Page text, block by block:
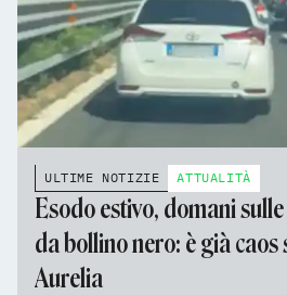
ULTIME NOTIZIE ATTUALITÀ
Esodo estivo, domani
da bollino nero: è già caos
Aurelia